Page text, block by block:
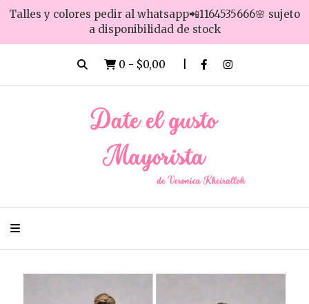
Talles y colores pedir al whatsapp📲1164535666🌸 sujeto
a disponibilidad de stock
0 - $0,00